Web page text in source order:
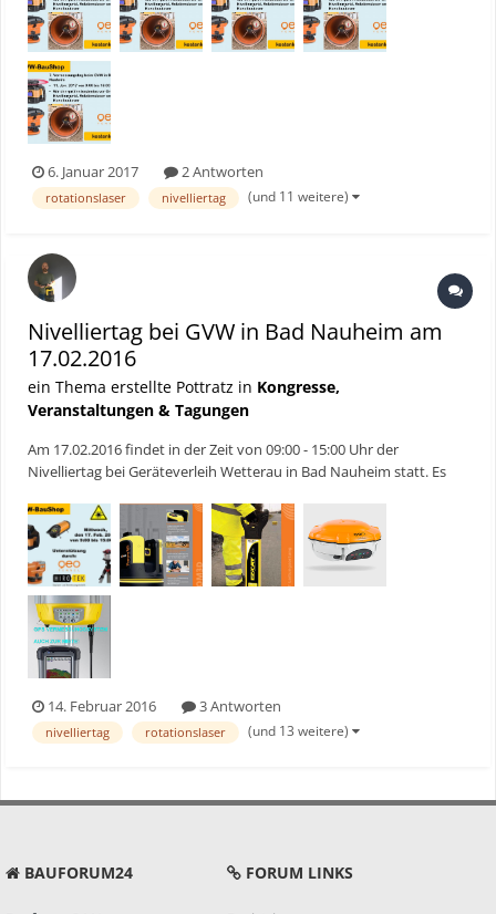
6. Januar 2017 2 Antworten
rotationslaser nivelliertag (und 11 weitere)
Nivelliertag bei GVW in Bad Nauheim am
17.02.2016
ein Thema erstellte Pottratz in Kongresse,
Veranstaltungen & Tagungen
Am 17.02.2016 findet in der Zeit von 09:00 - 15:00 Uhr der
Nivelliertag bei Geräteverleih Wetterau in Bad Nauheim statt. Es
finden auch Vorführungen von Vermessungsgeräten, wie GPS,
Totalstation, Micro-Robotik, Trackingla...
14. Februar 2016 3 Antworten
nivelliertag rotationslaser (und 13 weitere)
BAUFORUM24 FORUM LINKS